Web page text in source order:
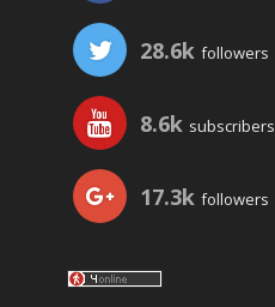
28.6k followers
8.6k subscribers
17.3k followers